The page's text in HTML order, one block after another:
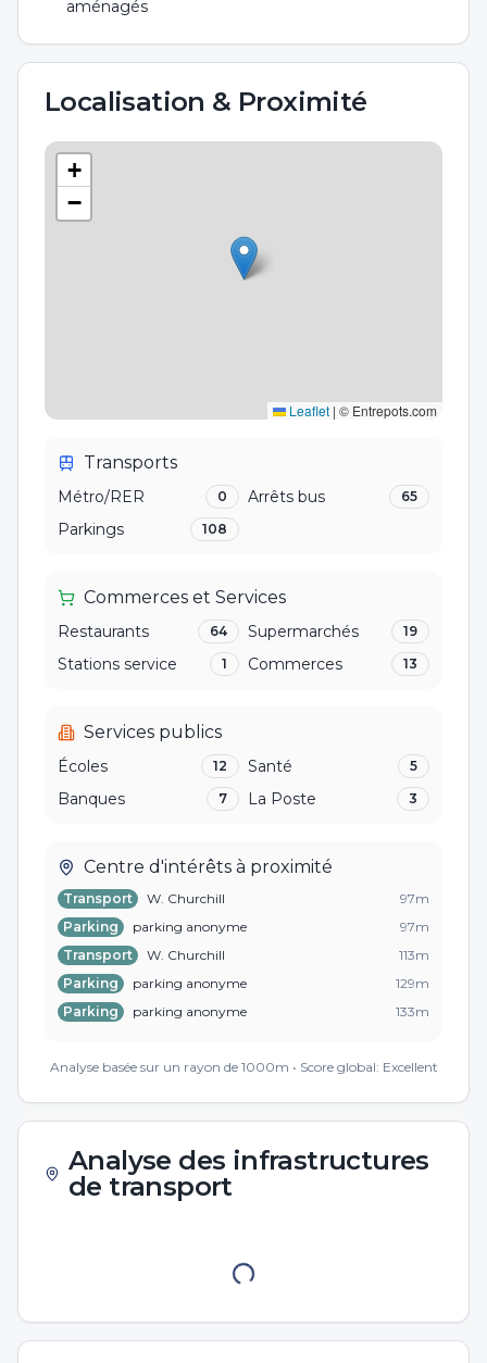
aménagés
Localisation & Proximité
+
−
Leaflet | © Entrepots.com
Transports
Métro/RER 0 Arrêts bus 65
Parkings 108
Commerces et Services
Restaurants 64 Supermarchés 19
Stations service 1 Commerces 13
Services publics
Écoles 12 Santé 5
Banques 7 La Poste 3
Centre d'intérêts à proximité
Transport W. Churchill 97m
Parking
parking anonyme 97m
Transport
W. Churchill 113m
Parking
parking anonyme 129m
Parking
parking anonyme 133m
Analyse basée sur un rayon de 1000m • Score global: Excellent
Analyse des infrastructures
de transport